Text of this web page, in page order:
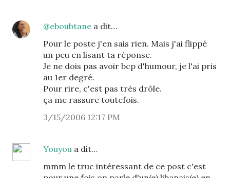
@eboubtane a dit…
Pour le poste j'en sais rien. Mais j'ai flippé
un peu en lisant ta réponse.
Je ne dois pas avoir bcp d'humour, je l'ai pris
au 1er degré.
Pour rire, c'est pas très drôle.
ça me rassure toutefois.
3/15/2006 12:17 PM
Youyou a dit…
mmm le truc intéressant de ce post c'est